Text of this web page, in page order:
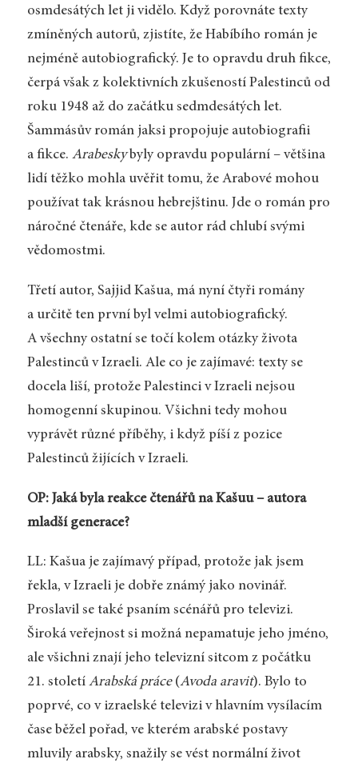
osmdesátých let ji vidělo. Když porovnáte texty
zmíněných autorů, zjistíte, že Habíbího román je
nejméně autobiografický. Je to opravdu druh fikce,
čerpá však z kolektivních zkušeností Palestinců od
roku 1948 až do začátku sedmdesátých let.
Šammásův román jaksi propojuje autobiografii
a fikce. Arabeskybyly opravdu populární – většina
lidí těžko mohla uvěřit tomu, že Arabové mohou
používat tak krásnou hebrejštinu. Jde o román pro
náročné čtenáře, kde se autor rád chlubí svými
vědomostmi.
Třetí autor, Sajjid Kašua, má nyní čtyři romány
a určitě ten první byl velmi autobiografický.
A všechny ostatní se točí kolem otázky života
Palestinců v Izraeli. Ale co je zajímavé: texty se
docela liší, protože Palestinci v Izraeli nejsou
homogenní skupinou. Všichni tedy mohou
vyprávět různé příběhy, i když píší z pozice
Palestinců žijících v Izraeli.
OP: Jaká byla reakce čtenářů na Kašuu – autora
mladší generace?
LL: Kašua je zajímavý případ, protože jak jsem
řekla, v Izraeli je dobře známý jako novinář.
Proslavil se také psaním scénářů pro televizi.
Široká veřejnost si možná nepamatuje jeho jméno,
ale všichni znají jeho televizní sitcom z počátku
21. století Arabská práce(Avoda aravit). Bylo to
poprvé, co v izraelské televizi v hlavním vysílacím
čase běžel pořad, ve kterém arabské postavy
mluvily arabsky, snažily se vést normální život